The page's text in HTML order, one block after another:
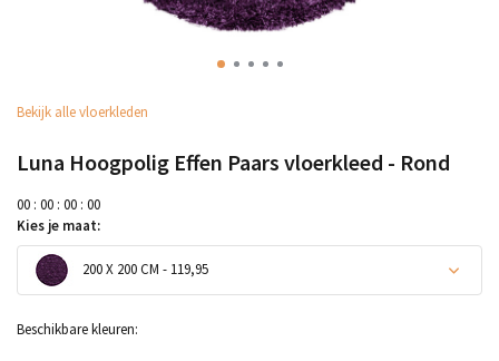
Bekijk alle vloerkleden
Luna Hoogpolig Effen Paars vloerkleed - Rond
00 : 00 : 00 : 00
Kies je maat:
200 X 200 CM - 119,95
Beschikbare kleuren: